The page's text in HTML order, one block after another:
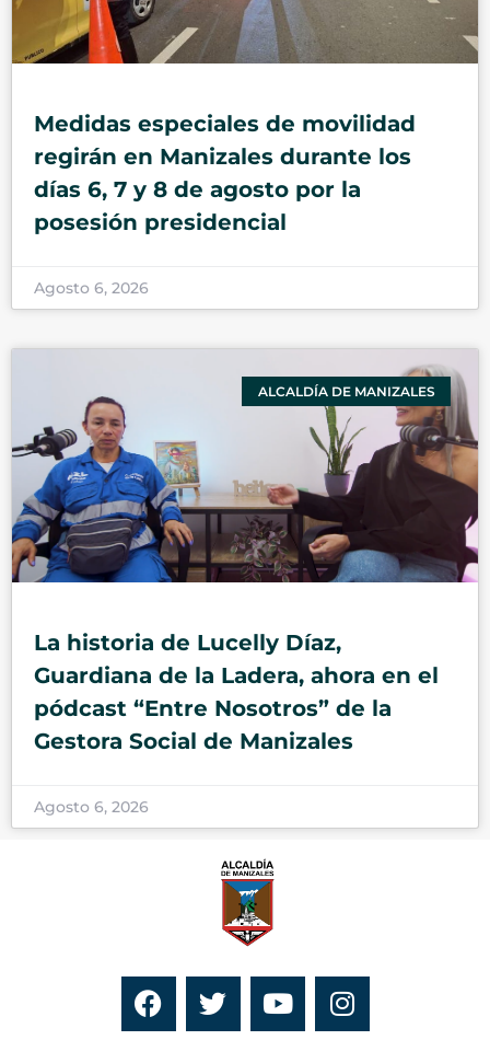
Medidas especiales de movilidad
regirán en Manizales durante los
días 6, 7 y 8 de agosto por la
posesión presidencial
Agosto 6, 2026
ALCALDÍA DE MANIZALES
La historia de Lucelly Díaz,
Guardiana de la Ladera, ahora en el
pódcast “Entre Nosotros” de la
Gestora Social de Manizales
Agosto 6, 2026